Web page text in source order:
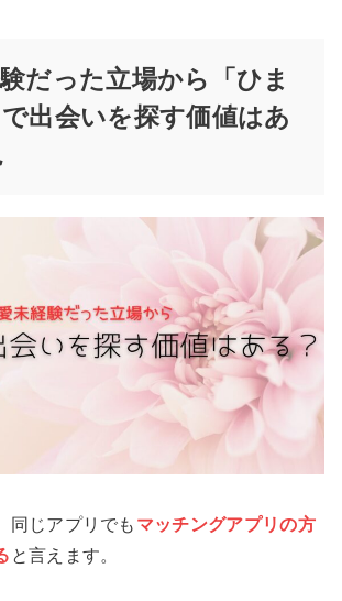
だった立場から「ひま
で出会いを探す価値はあ
同じアプリでも マッチングアプリの方
と言えます。